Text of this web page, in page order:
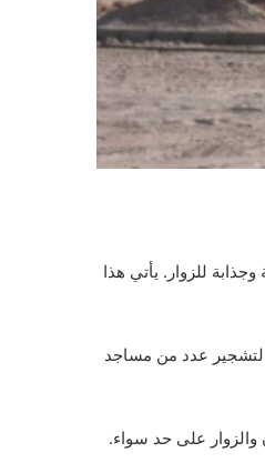
للزوار. يأتي هذا
لتشجير عدد من مساجد
والزوار على حد سواء.